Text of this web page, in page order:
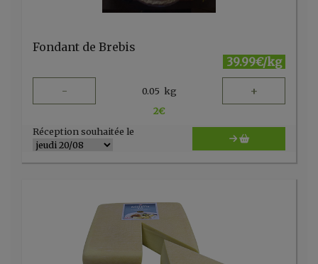
Fondant de Brebis
39.99€/kg
- 0.05 kg +
2€
Réception souhaitée le